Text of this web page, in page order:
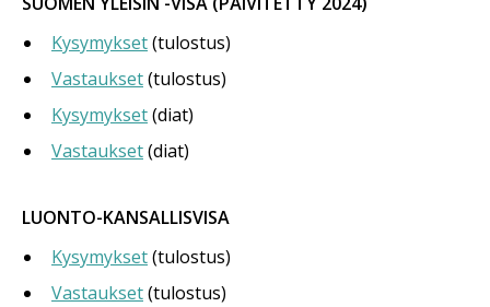
Kysymykset(tulostus)
Vastaukset(tulostus)
Kysymykset(diat)
Vastaukset(diat)
LUONTO-KANSALLISVISA
Kysymykset(tulostus)
Vastaukset(tulostus)